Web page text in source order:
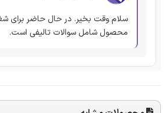
سلام وقت بخیر. در حال حاضر برای
محصول شامل سوالات تالیفی است.